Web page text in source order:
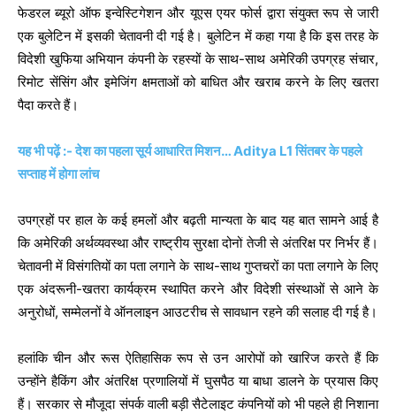
फेडरल ब्यूरो ऑफ इन्वेस्टिगेशन और यूएस एयर फोर्स द्वारा संयुक्त रूप से जारी
एक बुलेटिन में इसकी चेतावनी दी गई है। बुलेटिन में कहा गया है कि इस तरह के
विदेशी खुफिया अभियान कंपनी के रहस्यों के साथ-साथ अमेरिकी उपग्रह संचार,
रिमोट सेंसिंग और इमेजिंग क्षमताओं को बाधित और खराब करने के लिए खतरा
पैदा करते हैं।
यह भी पढ़ें :- देश का पहला सूर्य आधारित मिशन… Aditya L1 सिंतबर के पहले
सप्ताह में होगा लांच
उपग्रहों पर हाल के कई हमलों और बढ़ती मान्यता के बाद यह बात सामने आई है
कि अमेरिकी अर्थव्यवस्था और राष्ट्रीय सुरक्षा दोनों तेजी से अंतरिक्ष पर निर्भर हैं।
चेतावनी में विसंगतियों का पता लगाने के साथ-साथ गुप्तचरों का पता लगाने के लिए
एक अंदरूनी-खतरा कार्यक्रम स्थापित करने और विदेशी संस्थाओं से आने के
अनुरोधों, सम्मेलनों वे ऑनलाइन आउटरीच से सावधान रहने की सलाह दी गई है।
हलांकि चीन और रूस ऐतिहासिक रूप से उन आरोपों को खारिज करते हैं कि
उन्होंने हैकिंग और अंतरिक्ष प्रणालियों में घुसपैठ या बाधा डालने के प्रयास किए
हैं। सरकार से मौजूदा संपर्क वाली बड़ी सैटेलाइट कंपनियों को भी पहले ही निशाना